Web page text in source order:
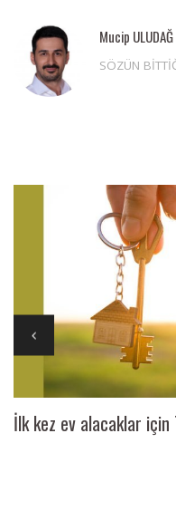
Mucip ULUDAĞ
SÖZÜN
İlk kez ev alacaklar için